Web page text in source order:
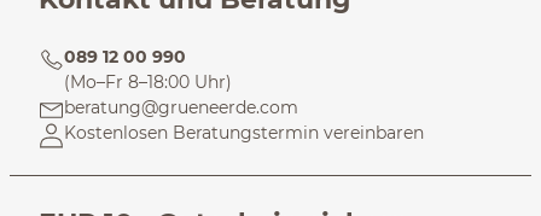
089 12 00 990
(Mo–Fr 8–18:00 Uhr)
beratung@grueneerde.com
Kostenlosen Beratungstermin vereinbaren